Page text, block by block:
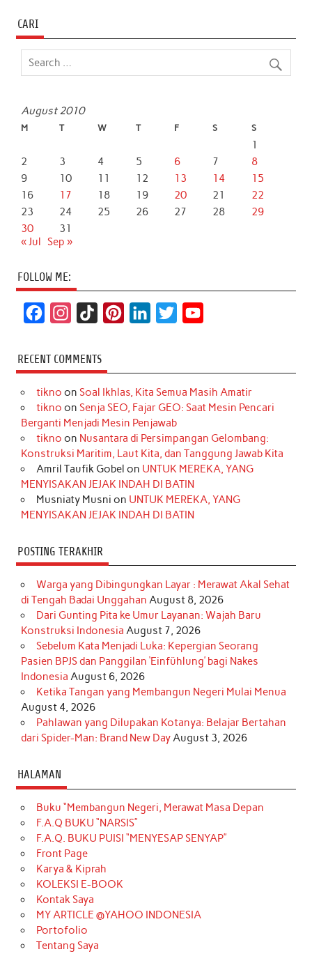
CARI
August 2010
M T W T F S S
1
2
3 4 5 6 7
8
9
10 11 12 13 14
15
16
17 18 19 20 21
22
23
24 25 26 27 28
29
30
31
« Jul
Sep »
FOLLOW ME:
c
e
b
o
k
s
t
a
r
a
m
k
T
o
k
t
e
r
e
s
t
k
e
d
I
n
t
t
r
T
u
e
RECENT COMMENTS
tikno on Soal Ikhlas, Kita Semua Masih Amatir
tikno on Senja SEO, Fajar GEO: Saat Mesin Pencari
Berganti Menjadi Mesin Penjawab
tikno on Nusantara di Persimpangan Gelombang:
Konstruksi Maritim, Laut Kita, dan Tanggung Jawab Kita
Amril Taufik Gobel on UNTUK MEREKA, YANG
MENYISAKAN JEJAK INDAH DI BATIN
Musniaty Musni on UNTUK MEREKA, YANG
MENYISAKAN JEJAK INDAH DI BATIN
POSTING TERAKHIR
Warga yang Dibingungkan Layar : Merawat Akal Sehat
di Tengah Badai Unggahan August 8, 2026
Dari Gunting Pita ke Umur Layanan: Wajah Baru
Konstruksi Indonesia August 7, 2026
Sebelum Kata Menjadi Luka: Kepergian Seorang
Pasien BPJS dan Panggilan ‘Einfühlung’ bagi Nakes
Indonesia August 6, 2026
Ketika Tangan yang Membangun Negeri Mulai Menua
August 4, 2026
Pahlawan yang Dilupakan Kotanya: Belajar Bertahan
dari Spider-Man: Brand New DayAugust 3, 2026
HALAMAN
Buku “Membangun Negeri, Merawat Masa Depan
F.A.Q BUKU “NARSIS”
F.A.Q. BUKU PUISI “MENYESAP SENYAP”
Front Page
Karya & Kiprah
KOLEKSI E-BOOK
Kontak Saya
MY ARTICLE @YAHOO INDONESIA
Portofolio
Tentang Saya